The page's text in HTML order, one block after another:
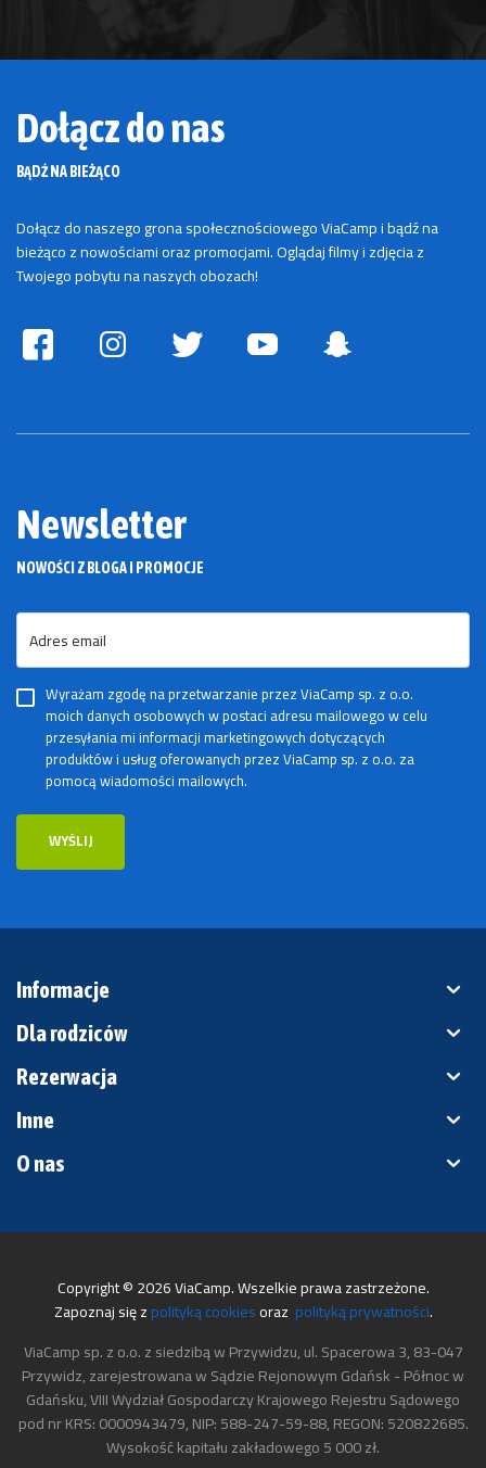
Dołącz do nas
BĄDŹ NA BIEŻĄCO
Dołącz do naszego grona społecznościowego ViaCamp i bądź na
bieżąco z nowościami oraz promocjami. Oglądaj filmy i zdjęcia z
Twojego pobytu na naszych obozach!
Newsletter
NOWOŚCI Z BLOGA I PROMOCJE
Adres email
WYŚLIJ
Wyrażam zgodę na przetwarzanie przez ViaCamp sp. z o.o.
moich danych osobowych w postaci adresu mailowego w celu
przesyłania mi informacji marketingowych dotyczących
produktów i usług oferowanych przez ViaCamp sp. z o.o. za
pomocą wiadomości mailowych.
Informacje
Dla rodziców
Rezerwacja
Inne
O nas
Copyright © 2026 ViaCamp. Wszelkie prawa zastrzeżone.
Zapoznaj się zpolityką cookiesoraz polityką prywatności.
ViaCamp sp. z o.o. z siedzibą w Przywidzu, ul. Spacerowa 3, 83-047
Przywidz, zarejestrowana w Sądzie Rejonowym Gdańsk - Północ w
Gdańsku, VIII Wydział Gospodarczy Krajowego Rejestru Sądowego
pod nr KRS: 0000943479, NIP: 588-247-59-88, REGON: 520822685.
Wysokość kapitału zakładowego 5 000 zł.